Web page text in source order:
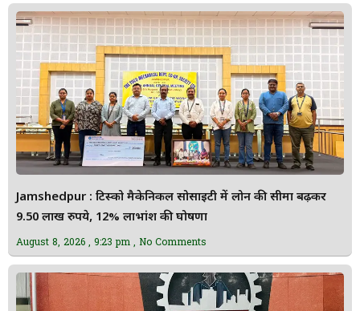
Jamshedpur : टिस्को मैकेनिकल सोसाइटी में लोन की सीमा बढ़कर
9.50 लाख रुपये, 12% लाभांश की घोषणा
August 8, 2026 9:23 pm No Comments